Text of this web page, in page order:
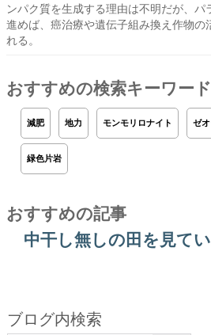
ンパク質を生成する理由は不明だが、
進めば、癌治療や遺伝子組み換え作物の
れる。
おすすめの検索キーワード
減肥 地力 モンモリロナイト ゼ
緑色片岩
おすすめの記事
中干し無しの田を見て
ブログ内検索